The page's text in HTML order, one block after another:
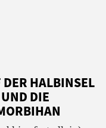
HALBINSEL
DIE